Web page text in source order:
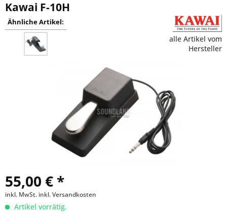
Kawai F-10H
Ähnliche Artikel:
alle Artikel vom
Hersteller
55,00 € *
inkl. MwSt. inkl. Versandkosten
Artikel vorrätig.